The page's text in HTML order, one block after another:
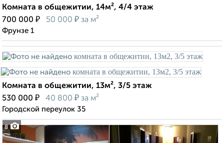
Комната в общежитии, 14м², 4/4 этаж
700 000 ₽ 50 000 ₽ за м²
Фрунзе 1
8
Комната в общежитии, 13м², 3/5 этаж
530 000 ₽ 40 800 ₽ за м²
Городской переулок 35